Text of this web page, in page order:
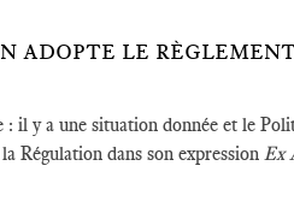
ADOPTE LE
y a une situation donnée et le
Régulation dans son expression Ex